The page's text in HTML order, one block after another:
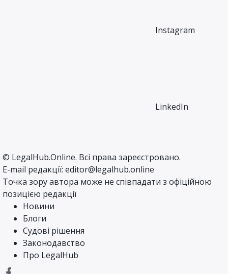
Instagram
LinkedIn
© LegalHub.Online. Всі права зареєстровано.
E-mail редакції: editor@legalhub.online
Точка зору автора може не співпадати з офіційною
позицією редакції
Новини
Блоги
Судові рішення
Законодавство
Про LegalHub